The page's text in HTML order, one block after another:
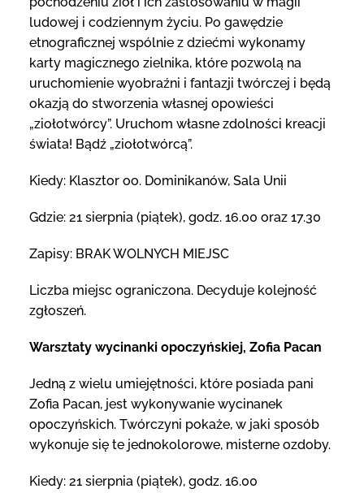
ludowej i codziennym życiu. Po gawędzie
etnograficznej wspólnie z dziećmi wykonamy
karty magicznego zielnika, które pozwolą na
uruchomienie wyobraźni i fantazji twórczej i będą
okazją do stworzenia własnej opowieści
„ziołotwórcy”. Uruchom własne zdolności kreacji
świata! Bądź „ziołotwórcą”.
Kiedy: Klasztor oo. Dominikanów, Sala Unii
Gdzie: 21 sierpnia (piątek), godz. 16.00 oraz 17.30
Zapisy: BRAK WOLNYCH MIEJSC
Liczba miejsc ograniczona. Decyduje kolejność
zgłoszeń.
Warsztaty wycinanki opoczyńskiej, Zofia Pacan
Jedną z wielu umiejętności, które posiada pani
Zofia Pacan, jest wykonywanie wycinanek
opoczyńskich. Twórczyni pokaże, w jaki sposób
wykonuje się te jednokolorowe, misterne ozdoby.
Kiedy: 21 sierpnia (piątek), godz. 16.00